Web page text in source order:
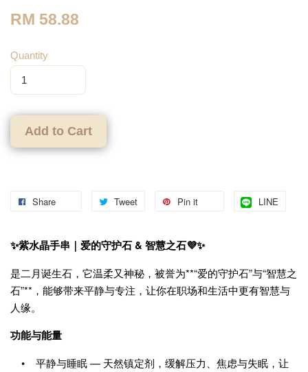
RM 58.88
Quantity
Add to Cart
Share Tweet Pin it LINE
✨紫水晶手串｜爱的守护石 & 智慧之石💜✨
是二月诞生石，它温柔又神秘，被誉为**“爱的守护石”与“智慧之
石”**，能够带来平静与专注，让你在职场和生活中更有智慧与
人缘。
功能与能量
• 平静与睡眠 — 天然镇定剂，缓解压力、焦虑与失眠，让